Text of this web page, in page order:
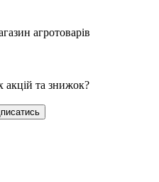
агротоварів
акцій та знижок?